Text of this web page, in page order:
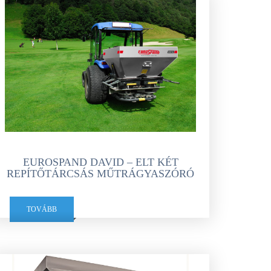
KOMÁROMI GÉP
OLIMAC DRAGO
SOKORÓ
TYM TRAKTOR
ZANON
EUROSPAND DAVID – ELT KÉT
REPÍTŐTÁRCSÁS MŰTRÁGYASZÓRÓ
TOVÁBB